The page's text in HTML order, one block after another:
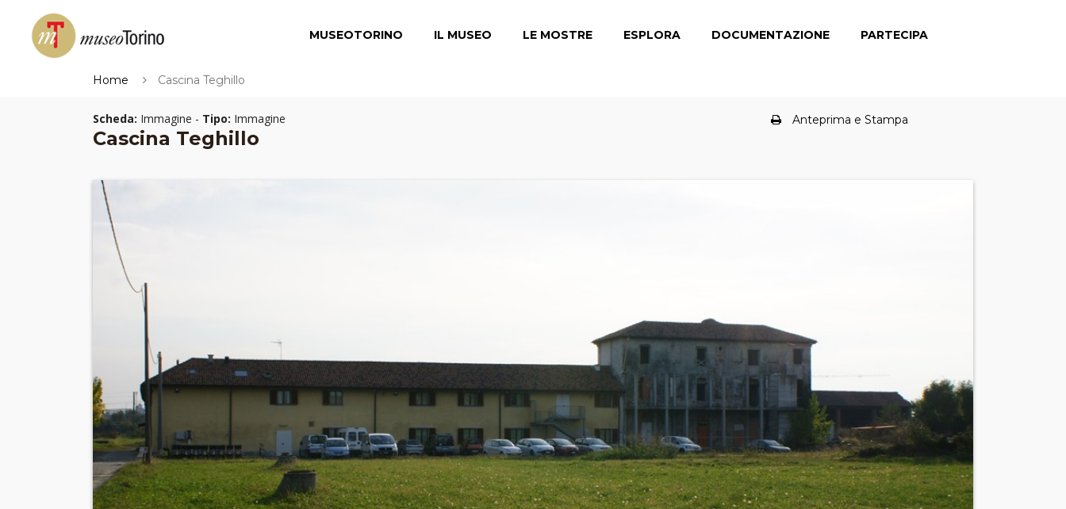
MUSEOTORINO IL MUSEO LE MOSTRE ESPLORA DOCUMENTAZIONE PARTECIPA
Home Cascina Teghillo
Scheda: Immagine - Tipo: Immagine
Cascina Teghillo
Anteprima e Stampa